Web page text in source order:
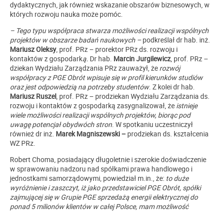
dydaktycznych, jak również wskazanie obszarów biznesowych, w
których rozwoju nauka może pomóc.
– Tego typu współpraca stwarza możliwości realizacji wspólnych
projektów w obszarze badań naukowych – podkreślał dr hab. inż.
Mariusz Oleksy , prof. PRz – prorektor PRz ds. rozwoju i
kontaktów z gospodarką. Dr hab. Marcin Jurgilewicz , prof. PRz –
dziekan Wydziału Zarządzania PRz zauważył, że rozwój
współpracy z PGE Obrót wpisuje się w profil kierunków studiów
oraz jest odpowiedzią na potrzeby studentów. Z kolei dr hab.
Mariusz Ruszel , prof. PRz – prodziekan Wydziału Zarządzania ds.
rozwoju i kontaktów z gospodarką zasygnalizował, że istnieje
wiele możliwości realizacji wspólnych projektów, biorąc pod
uwagę potencjał obydwóch stron . W spotkaniu uczestniczył
również dr inż. Marek Magniszewski – prodziekan ds. kształcenia
WZ PRz.
Robert Choma, posiadający długoletnie i szerokie doświadczenie
w sprawowaniu nadzoru nad spółkami prawa handlowego i
jednostkami samorządowymi, powiedział m.in., że: to duże
wyróżnienie i zaszczyt, iż jako przedstawiciel PGE Obrót, spółki
zajmującej się w Grupie PGE sprzedażą energii elektrycznej do
ponad 5 milionów klientów w całej Polsce, mam możliwość